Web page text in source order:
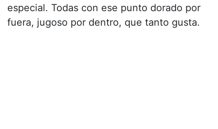
especial. Todas con ese punto dorado por
fuera, jugoso por dentro, que tanto gusta.